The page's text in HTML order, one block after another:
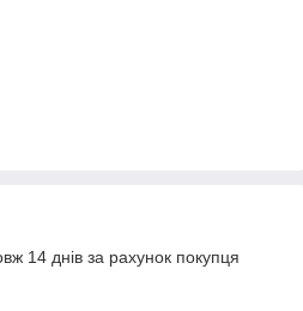
14 днів за рахунок покупця